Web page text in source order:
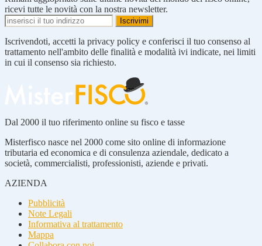
ricevi tutte le novità con la nostra newsletter.
Iscrivendoti, accetti la privacy policy e conferisci il tuo consenso al
trattamento nell'ambito delle finalità e modalità ivi indicate, nei limiti
in cui il consenso sia richiesto.
Dal 2000 il tuo riferimento online su fisco e tasse
Misterfisco nasce nel 2000 come sito online di informazione
tributaria ed economica e di consulenza aziendale, dedicato a
società, commercialisti, professionisti, aziende e privati.
AZIENDA
Pubblicità
Note Legali
Informativa al trattamento
Mappa